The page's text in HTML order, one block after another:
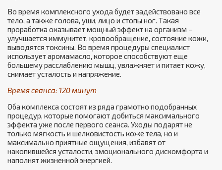
Во время комплексного ухода будет задействовано все
тело, а также голова, уши, лицо и стопы ног. Такая
проработка оказывает мощный эффект на организм –
улучшается иммунитет, кровообращение, состояние кожи,
выводятся токсины. Во время процедуры специалист
использует аромамасло, которое способствуют еще
большему расслаблению мышц, увлажняет и питает кожу,
снимает усталость и напряжение.
Время сеанса: 120 минут
Оба комплекса состоят из ряда грамотно подобранных
процедур, которые помогают добиться максимального
эффекта уже после первого сеанса. Уходы подарят не
только мягкость и шелковистость коже тела, но и
максимально приятные ощущения, избавят от
накопившейся усталости, эмоционального дискомфорта и
наполнят жизненной энергией.